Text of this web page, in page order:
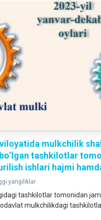
mulkchilik
tashkilotlar
ishlari hajmi
yangiliklar
tashkilotlar tomonidan
mulkchilikdagi